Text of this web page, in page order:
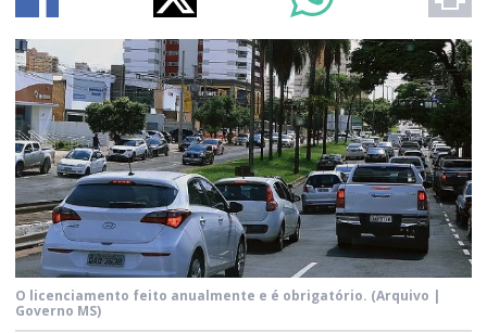
O licenciamento feito anualmente e é obrigatório. (Arquivo |
Governo MS)